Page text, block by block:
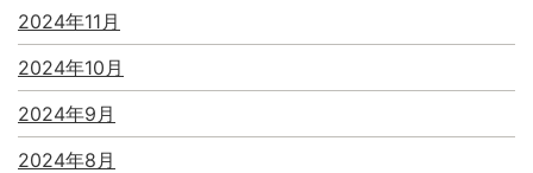
2024年11月
2024年10月
2024年9月
2024年8月